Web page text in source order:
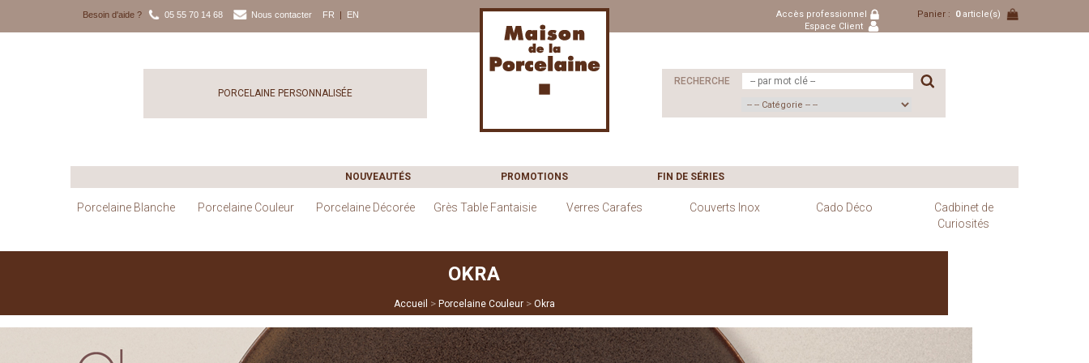
Besoin d'aide ? 05 55 70 14 68 Nous contacter FR | EN
Accès professionnel
Espace Client
Panier : 0article(s)
RECHERCHE
PORCELAINE PERSONNALISÉE
NOUVEAUTÉS PROMOTIONS FIN DE SÉRIES
Porcelaine Blanche Porcelaine Couleur Porcelaine Décorée Grès Table Fantaisie Verres Carafes Couverts Inox Cado Déco
Cadbinet de
Curiosités
OKRA
Accueil > Porcelaine Couleur > Okra